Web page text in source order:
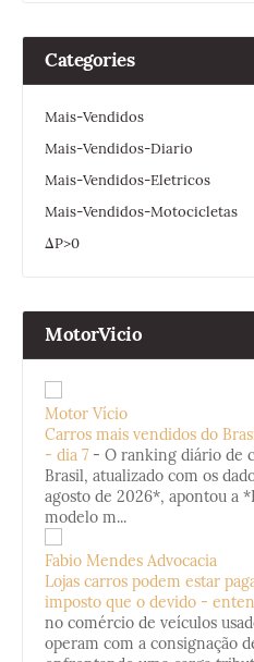
Categories
Mais-Vendidos
Mais-Vendidos-Diario
Mais-Vendidos-Eletricos
Mais-Vendidos-Motocicletas
ΔP>0
MotorVicio
Motor Vício
Carros mais vendidos do
- dia 7 - O ranking diário de
Brasil, atualizado com os
agosto de 2026*, apontou a
modelo m...
Fabio Mendes Advocacia
Lojas carros podem estar
imposto que o devido -
no comércio de veículos
operam com a consignação